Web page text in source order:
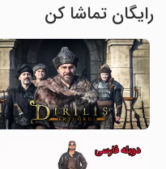
رایگان تماشا کن